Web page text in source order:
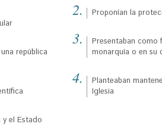
república
y el Estado
Proponían la
Presentaban como
monarquía o en su
Planteaban
Iglesia